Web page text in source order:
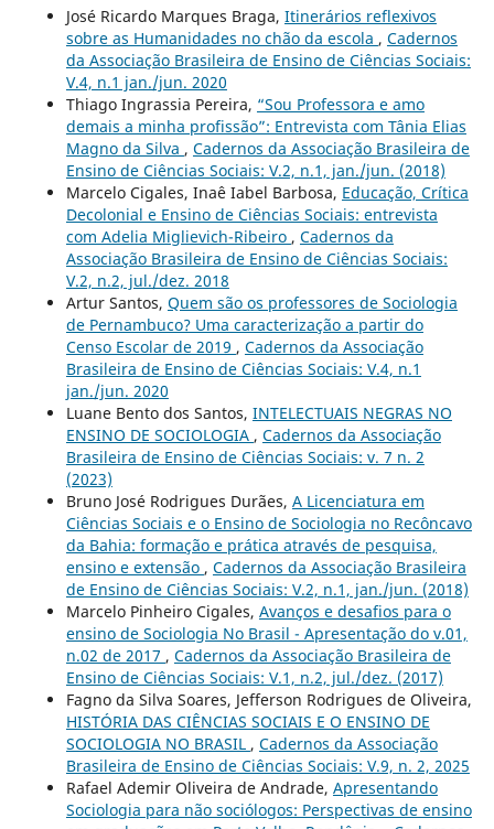
José Ricardo Marques Braga, Itinerários reflexivos
sobre as Humanidades no chão da escola , Cadernos
da Associação Brasileira de Ensino de Ciências Sociais:
V.4, n.1 jan./jun. 2020
Thiago Ingrassia Pereira, “Sou Professora e amo
demais a minha profissão”: Entrevista com Tânia Elias
Magno da Silva , Cadernos da Associação Brasileira de
Ensino de Ciências Sociais: V.2, n.1, jan./jun. (2018)
Marcelo Cigales, Inaê Iabel Barbosa, Educação, Crítica
Decolonial e Ensino de Ciências Sociais: entrevista
com Adelia Miglievich-Ribeiro , Cadernos da
Associação Brasileira de Ensino de Ciências Sociais:
V.2, n.2, jul./dez. 2018
Artur Santos, Quem são os professores de Sociologia
de Pernambuco? Uma caracterização a partir do
Censo Escolar de 2019 , Cadernos da Associação
Brasileira de Ensino de Ciências Sociais: V.4, n.1
jan./jun. 2020
Luane Bento dos Santos, INTELECTUAIS NEGRAS NO
ENSINO DE SOCIOLOGIA , Cadernos da Associação
Brasileira de Ensino de Ciências Sociais: v. 7 n. 2
(2023)
Bruno José Rodrigues Durães, A Licenciatura em
Ciências Sociais e o Ensino de Sociologia no Recôncavo
da Bahia: formação e prática através de pesquisa,
ensino e extensão , Cadernos da Associação Brasileira
de Ensino de Ciências Sociais: V.2, n.1, jan./jun. (2018)
Marcelo Pinheiro Cigales, Avanços e desafios para o
ensino de Sociologia No Brasil - Apresentação do v.01,
n.02 de 2017 , Cadernos da Associação Brasileira de
Ensino de Ciências Sociais: V.1, n.2, jul./dez. (2017)
Fagno da Silva Soares, Jefferson Rodrigues de Oliveira,
HISTÓRIA DAS CIÊNCIAS SOCIAIS E O ENSINO DE
SOCIOLOGIA NO BRASIL , Cadernos da Associação
Brasileira de Ensino de Ciências Sociais: V.9, n. 2, 2025
Rafael Ademir Oliveira de Andrade, Apresentando
Sociologia para não sociólogos: Perspectivas de ensino